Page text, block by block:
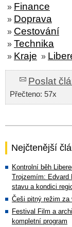
» Finance
» Doprava
» Cestování
» Technika
» Kraje »
Poslat
Přečteno: 57x
Nejčtenější
Kontrolní běh
Trojzemím: Edvard
stavu a kondici
Češi pitný režim za
Festival Film a
kompletní program